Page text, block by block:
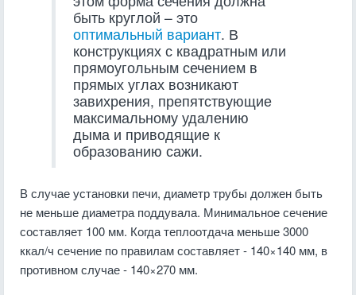
быть круглой – это
оптимальный вариант. В
конструкциях с квадратным или
прямоугольным сечением в
прямых углах возникают
завихрения, препятствующие
максимальному удалению
дыма и приводящие к
образованию сажи.
В случае установки печи, диаметр трубы должен быть
не меньше диаметра поддувала. Минимальное сечение
составляет 100 мм. Когда теплоотдача меньше 3000
ккал/ч сечение по правилам составляет - 140×140 мм, в
противном случае - 140×270 мм.